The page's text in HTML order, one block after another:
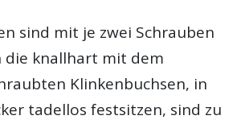
sind mit je zwei Schrauben
die knallhart mit dem
Klinkenbuchsen, in
tadellos festsitzen, sind zu